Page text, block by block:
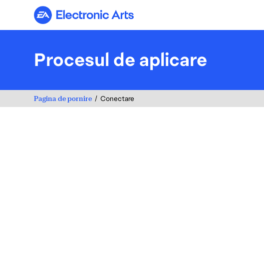
Electronic Arts
Procesul de aplicare
Pagina de pornire Conectare